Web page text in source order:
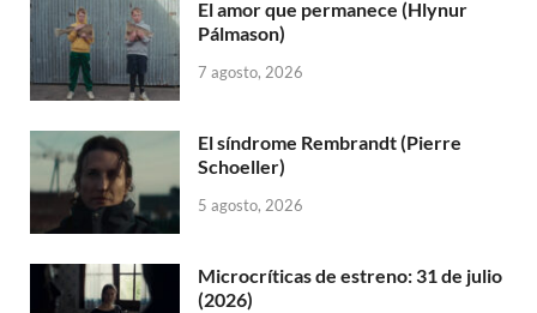
El amor que permanece (Hlynur
Pálmason)
7 agosto, 2026
El síndrome Rembrandt (Pierre
Schoeller)
5 agosto, 2026
Microcríticas de estreno: 31 de julio
(2026)